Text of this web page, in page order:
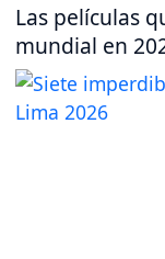
Las películas
mundial en